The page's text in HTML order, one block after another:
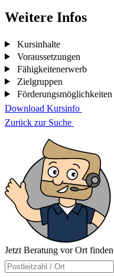
Weitere Infos
Kursinhalte
Voraussetzungen
Fähigkeitenerwerb
Zielgruppen
Förderungsmöglichkeiten
Download Kursinfo
Zurück zur Suche
Jetzt Beratung vor Ort finden